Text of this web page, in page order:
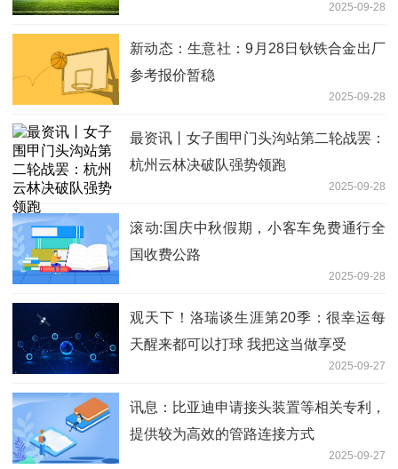
2025-09-28
新动态：生意社：9月28日钬铁合金出厂
参考报价暂稳
2025-09-28
最资讯丨女子围甲门头沟站第二轮战罢：
杭州云林决破队强势领跑
2025-09-28
滚动:国庆中秋假期，小客车免费通行全
国收费公路
2025-09-28
观天下！洛瑞谈生涯第20季：很幸运每
天醒来都可以打球 我把这当做享受
2025-09-27
讯息：比亚迪申请接头装置等相关专利，
提供较为高效的管路连接方式
2025-09-27